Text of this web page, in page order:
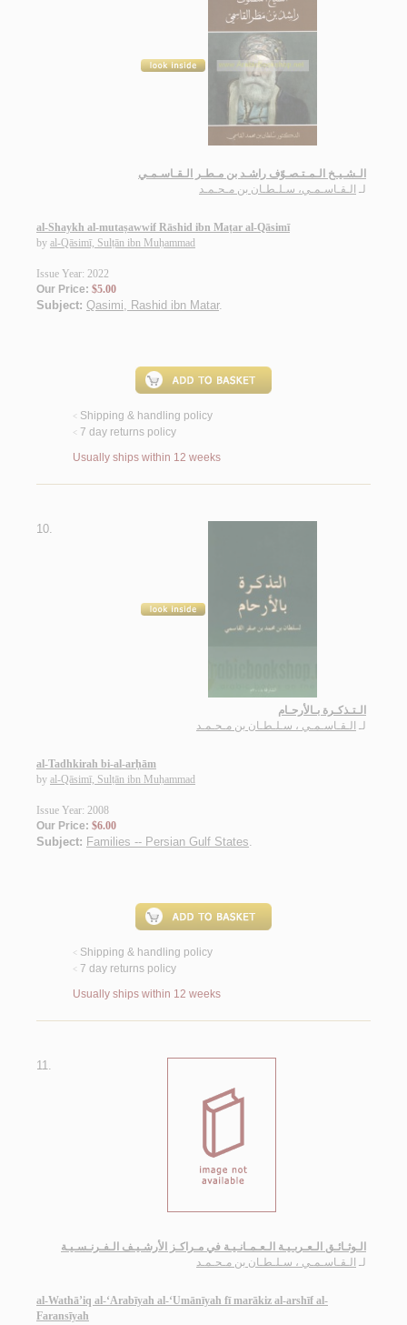
الـشـيـخ الـمـتـصـوّف راشـد بن مـطـر الـقـاسـمـي
لـ الـقـاسـمـي، سـلـطـان بن مـحـمـد
al-Shaykh al-mutaṣawwif Rāshid ibn Maṭar al-Qāsimī
by al-Qāsimī, Sulṭān ibn Muḥammad
Issue Year: 2022
Our Price: $5.00
Subject: Qasimi, Rashid ibn Matar.
< Shipping & handling policy
< 7 day returns policy
Usually ships within 12 weeks
10.
الـتـذكـرة بـالأرحـام
لـ الـقـاسـمـي ، سـلـطـان بن مـحـمـد
al-Tadhkirah bi-al-arḥām
by al-Qāsimī, Sulṭān ibn Muḥammad
Issue Year: 2008
Our Price: $6.00
Subject: Families -- Persian Gulf States.
< Shipping & handling policy
< 7 day returns policy
Usually ships within 12 weeks
11.
الـوثـائـق الـعـربـيـة الـعـمـانـيـة في مـراكـز الأرشـيـف الـفـرنـسـيـة
لـ الـقـاسـمـي ، سـلـطـان بن مـحـمـد
al-Wathā’iq al-‘Arabīyah al-‘Umānīyah fī marākiz al-arshīf al-
Faransīyah